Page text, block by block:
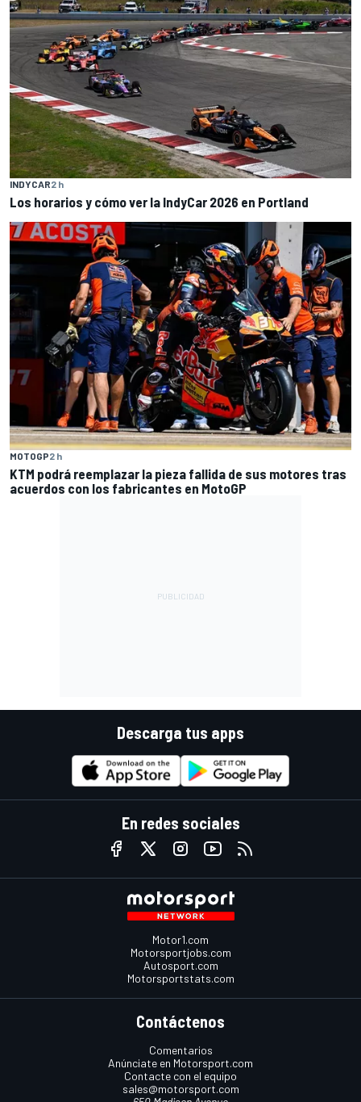
INDYCAR2 h
Los horarios y cómo ver la IndyCar 2026 en Portland
MOTOGP2 h
KTM podrá reemplazar la pieza fallida de sus motores tras
acuerdos con los fabricantes en MotoGP
Descarga tus apps
En redes sociales
Motor1.com
Motorsportjobs.com
Autosport.com
Motorsportstats.com
Contáctenos
Comentarios
Anúnciate en Motorsport.com
Contacte con el equipo
sales@motorsport.com